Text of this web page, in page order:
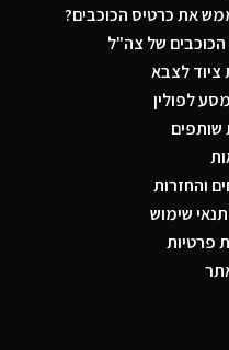
את כרטיס הכוכבים?
הכוכבים של צה"ל
ציוד לצבא
לפולין
שותפים
והחזרות
שימוש
פרטיות